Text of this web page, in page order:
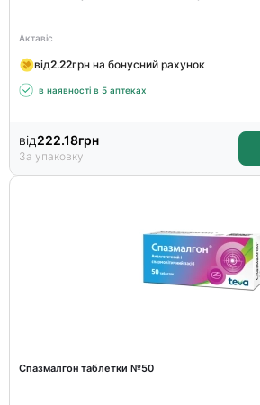
Актавіс
від2.22грн на бонусний рахунок
в наявності в 5 аптеках
від222.18грн
За упаковку
Спазмалгон таблетки №50